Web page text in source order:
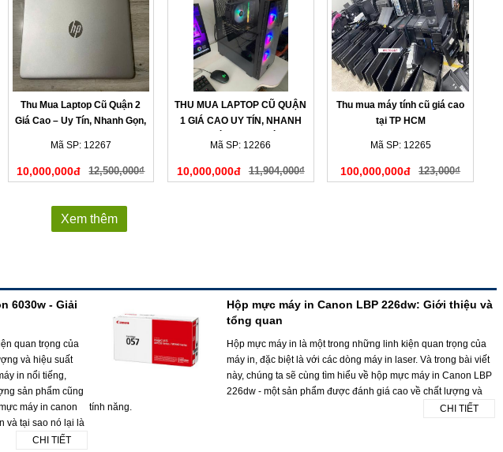
Thu Mua Laptop Cũ Quận 2
Giá Cao – Uy Tín, Nhanh Gọn,
Mã SP: 12267
10,000,000đ 12,500,000₫
THU MUA LAPTOP CŨ QUẬN
1 GIÁ CAO UY TÍN, NHANH
Mã SP: 12266
10,000,000đ 11,904,000₫
Thu mua máy tính cũ giá cao
tại TP HCM
Mã SP: 12265
100,000,000đ 123,000₫
Xem thêm
6030w - Giải
quan trọng của
và hiệu suất
in nổi tiếng,
sản phẩm cũng
máy in canon
và tại sao nó lại là
CHI TIẾT
Hộp mực máy in Canon LBP 226dw: Giới thiệu và
tổng quan
Hộp mực máy in là một trong những linh kiện quan trọng của
máy in, đặc biệt là với các dòng máy in laser. Và trong bài viết
này, chúng ta sẽ cùng tìm hiểu về hộp mực máy in Canon LBP
226dw - một sản phẩm được đánh giá cao về chất lượng và
tính năng.
CHI TIẾT